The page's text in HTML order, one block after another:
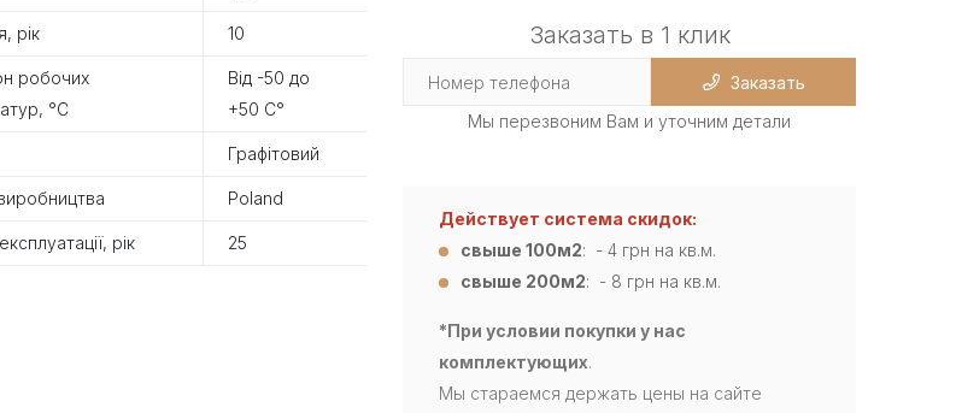
рік 10
робочих
°С
Від -50 до
+50 С°
Графітовий
Poland
рік 25
Заказать в 1 клик
Заказать
Мы перезвоним Вам и уточним детали
Действует система скидок:
свыше 100м2: - 4 грн на кв.м.
свыше 200м2: - 8 грн на кв.м.
*При условии покупки у нас
комплектующих.
Мы стараемся держать цены на сайте